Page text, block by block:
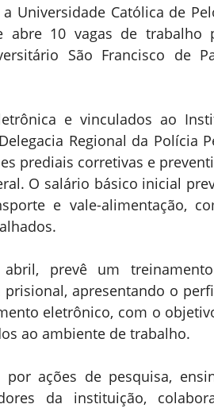
Universidade Católica de
abre 10 vagas de trabalho
São Francisco de
e vinculados ao
Regional da Polícia
prediais corretivas e
O salário básico inicial
e vale-alimentação,
prevê um
apresentando o
eletrônico, com o
ao ambiente de trabalho.
por ações de pesquisa,
da instituição,